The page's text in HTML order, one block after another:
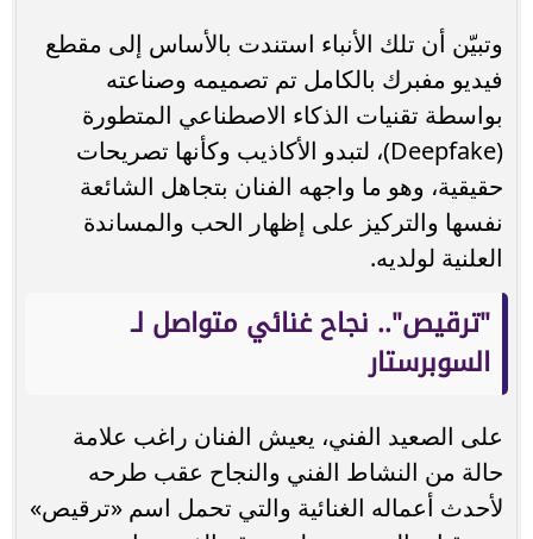
وتبيّن أن تلك الأنباء استندت بالأساس إلى مقطع
فيديو مفبرك بالكامل تم تصميمه وصناعته
بواسطة تقنيات الذكاء الاصطناعي المتطورة
(Deepfake)، لتبدو الأكاذيب وكأنها تصريحات
حقيقية، وهو ما واجهه الفنان بتجاهل الشائعة
نفسها والتركيز على إظهار الحب والمساندة
العلنية لولديه.
"ترقيص".. نجاح غنائي متواصل لـ
السوبرستار
على الصعيد الفني، يعيش الفنان راغب علامة
حالة من النشاط الفني والنجاح عقب طرحه
لأحدث أعماله الغنائية والتي تحمل اسم «ترقيص»